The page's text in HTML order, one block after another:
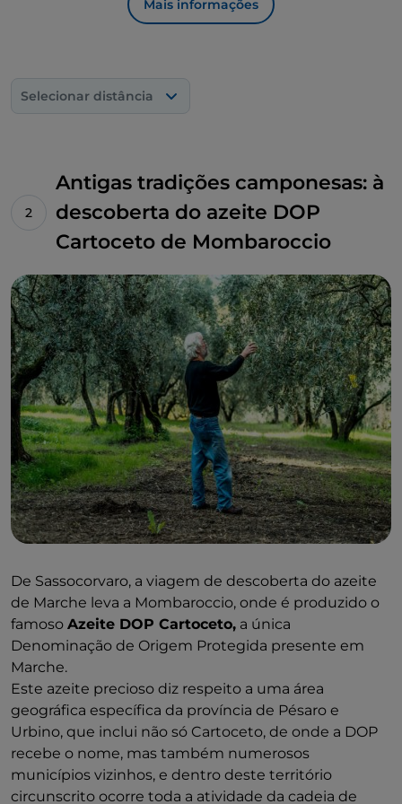
combinando este azeite especial com carnes
Mais informações
Selecionar distância
Antigas tradições camponesas: à
descoberta do azeite DOP
Cartoceto de Mombaroccio
De Sassocorvaro, a viagem de descoberta do azeite
de Marche leva a Mombaroccio, onde é produzido o
famoso Azeite DOP Cartoceto, a única
Denominação de Origem Protegida presente em
Marche.
Este azeite precioso diz respeito a uma área
geográfica específica da província de Pésaro e
Urbino, que inclui não só Cartoceto, de onde a DOP
recebe o nome, mas também numerosos
municípios vizinhos, e dentro deste território
circunscrito ocorre toda a atividade da cadeia de